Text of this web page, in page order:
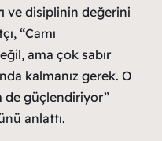
ve disiplinin değerini
“Camı
ama çok sabır
kalmanız gerek. O
de güçlendiriyor”
anlattı.